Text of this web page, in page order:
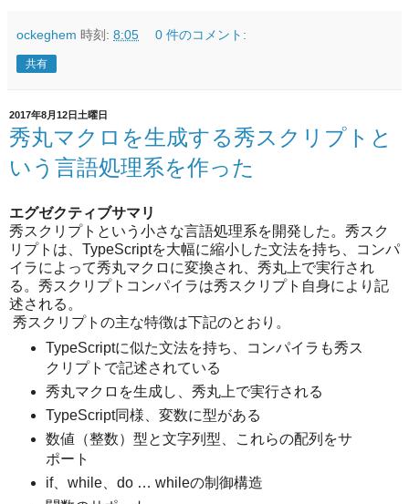
ockeghem 時刻: 8:05 0 件のコメント:
共有
2017年8月12日土曜日
秀丸マクロを生成する秀スクリプトと
いう言語処理系を作った
エグゼクティブサマリ
秀スクリプトという小さな言語処理系を開発した。秀スク
リプトは、TypeScriptを大幅に縮小した文法を持ち、コンパ
イラによって秀丸マクロに変換され、秀丸上で実行され
る。秀スクリプトコンパイラは秀スクリプト自身により記
述される。
秀スクリプトの主な特徴は下記のとおり。
TypeScriptに似た文法を持ち、コンパイラも秀ス
クリプトで記述されている
秀丸マクロを生成し、秀丸上で実行される
TypeScript同様、変数に型がある
数値（整数）型と文字列型、これらの配列をサ
ポート
if、while、do … whileの制御構造